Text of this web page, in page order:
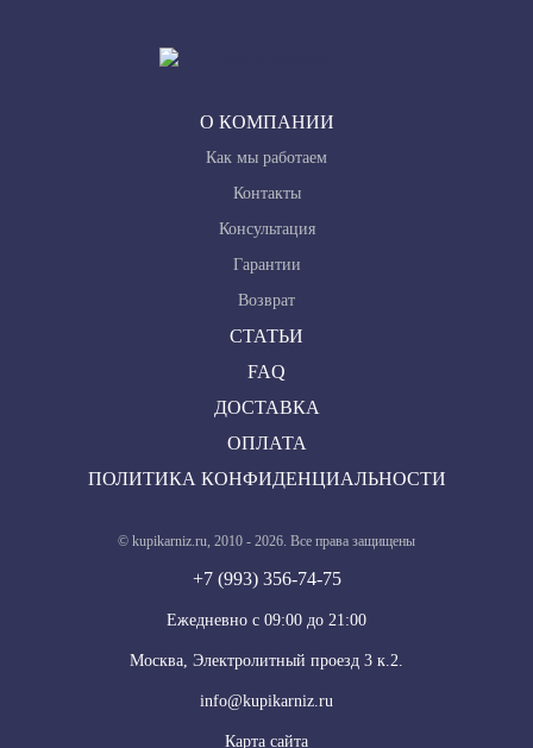
О КОМПАНИИ
Как мы работаем
Контакты
Консультация
Гарантии
Возврат
СТАТЬИ
FAQ
ДОСТАВКА
ОПЛАТА
ПОЛИТИКА КОНФИДЕНЦИАЛЬНОСТИ
© kupikarniz.ru, 2010 - 2026. Все права защищены
+7 (993) 356-74-75
Eжедневно с 09:00 до 21:00
Москва, Электролитный проезд 3 к.2.
info@kupikarniz.ru
Карта сайта